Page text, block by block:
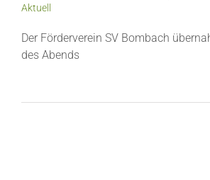
Aktuell
Der Förderverein SV Bombach
des Abends